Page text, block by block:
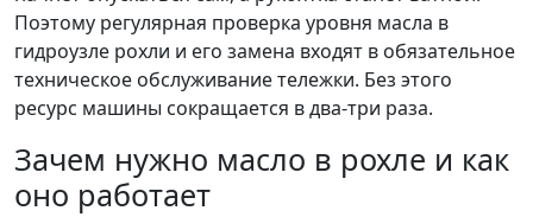
Поэтому регулярная проверка уровня масла в
гидроузле рохли и его замена входят в обязательное
техническое обслуживание тележки. Без этого
ресурс машины сокращается в два-три раза.
Зачем нужно масло в рохле и как
оно работает